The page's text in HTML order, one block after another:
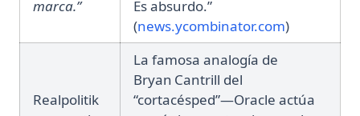
marca.”
Es absurdo.”
(news.ycombinator.com(opens in a
)
Realpolitik
La famosa analogía de
Bryan Cantrill del
“cortacésped”—Oracle actúa